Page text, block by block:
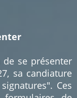
de se présenter
sa candiature
Ces